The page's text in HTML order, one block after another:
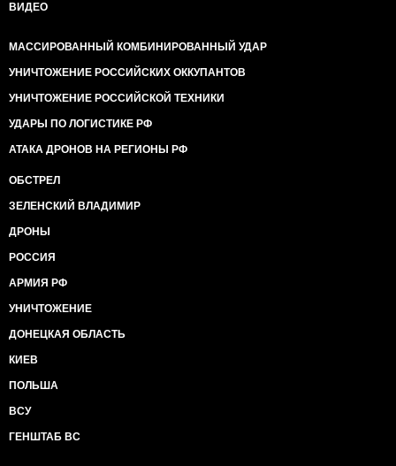
ВИДЕО
МАССИРОВАННЫЙ КОМБИНИРОВАННЫЙ УДАР
УНИЧТОЖЕНИЕ РОССИЙСКИХ ОККУПАНТОВ
УНИЧТОЖЕНИЕ РОССИЙСКОЙ ТЕХНИКИ
УДАРЫ ПО ЛОГИСТИКЕ РФ
АТАКА ДРОНОВ НА РЕГИОНЫ РФ
ОБСТРЕЛ
ЗЕЛЕНСКИЙ ВЛАДИМИР
ДРОНЫ
РОССИЯ
АРМИЯ РФ
УНИЧТОЖЕНИЕ
ДОНЕЦКАЯ ОБЛАСТЬ
КИЕВ
ПОЛЬША
ВСУ
ГЕНШТАБ ВС